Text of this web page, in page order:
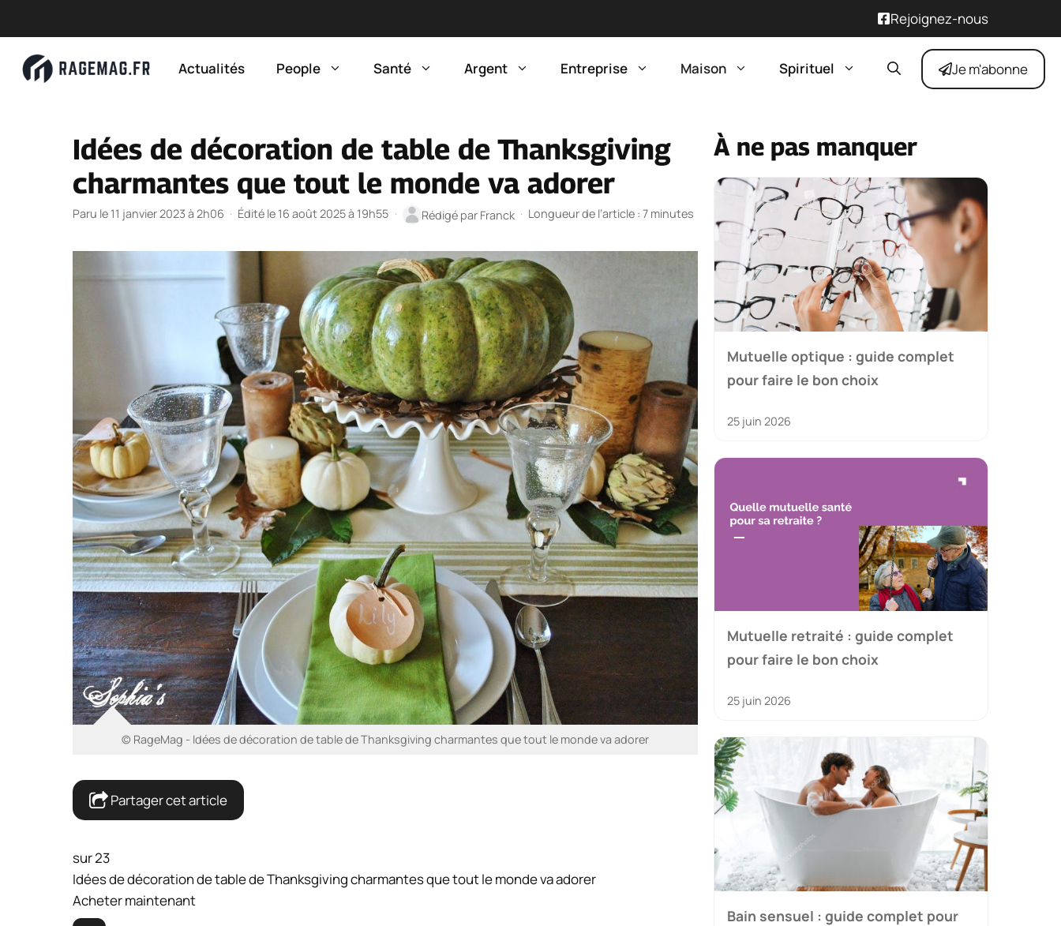
Rejoignez-nous
Actualités People Santé Argent Entreprise Maison Spirituel Je m'abonne
Idées de décoration de table de Thanksgiving
charmantes que tout le monde va adorer
Paru le 11 janvier 2023 à 2h06 · Édité le 16 août 2025 à 19h55 · Rédigé par Franck · Longueur de l’article : 7 minutes
© RageMag - Idées de décoration de table de Thanksgiving charmantes que tout le monde va adorer
Partager cet article
sur 23
Idées de décoration de table de Thanksgiving charmantes que tout le monde va adorer
Acheter maintenant
À ne pas manquer
Mutuelle optique : guide complet
pour faire le bon choix
25 juin 2026
Mutuelle retraité : guide complet
pour faire le bon choix
25 juin 2026
Bain sensuel : guide complet pour